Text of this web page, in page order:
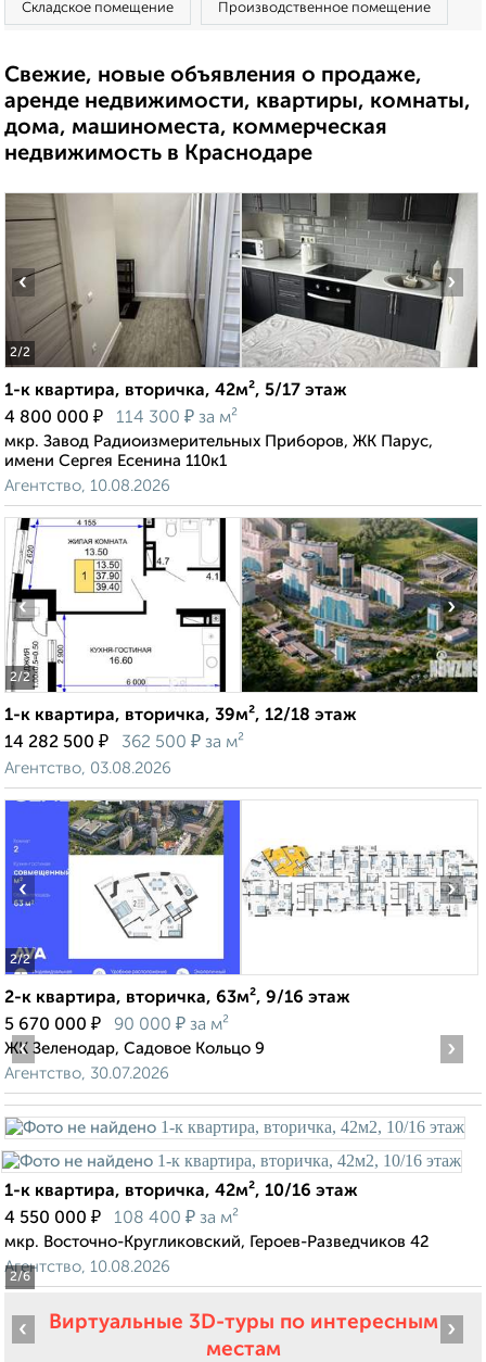
Складское помещение Производственное помещение
Свежие, новые объявления о продаже,
аренде недвижимости, квартиры, комнаты,
дома, машиноместа, коммерческая
недвижимость в Краснодаре
2/2
‹ ›
1-к квартира, вторичка, 42м², 5/17 этаж
4 800 000 ₽ 114 300 ₽ за м²
мкр. Завод Радиоизмерительных Приборов, ЖК Парус,
имени Сергея Есенина 110к1
Агентство, 10.08.2026
2/2
‹ ›
1-к квартира, вторичка, 39м², 12/18 этаж
14 282 500 ₽ 362 500 ₽ за м²
Агентство, 03.08.2026
2/2
‹ ›
2-к квартира, вторичка, 63м², 9/16 этаж
5 670 000 ₽ 90 000 ₽ за м²
ЖК Зеленодар, Садовое Кольцо 9
Агентство, 30.07.2026
2/6
‹ ›
1-к квартира, вторичка, 42м², 10/16 этаж
4 550 000 ₽ 108 400 ₽ за м²
мкр. Восточно-Кругликовский, Героев-Разведчиков 42
Агентство, 10.08.2026
Виртуальные 3D-туры по интересным
местам
‹ ›